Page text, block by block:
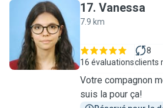
V
17. Vanessa
7.9 km
16 évaluations
8
clients
Votre compagnon
suis la pour ça!